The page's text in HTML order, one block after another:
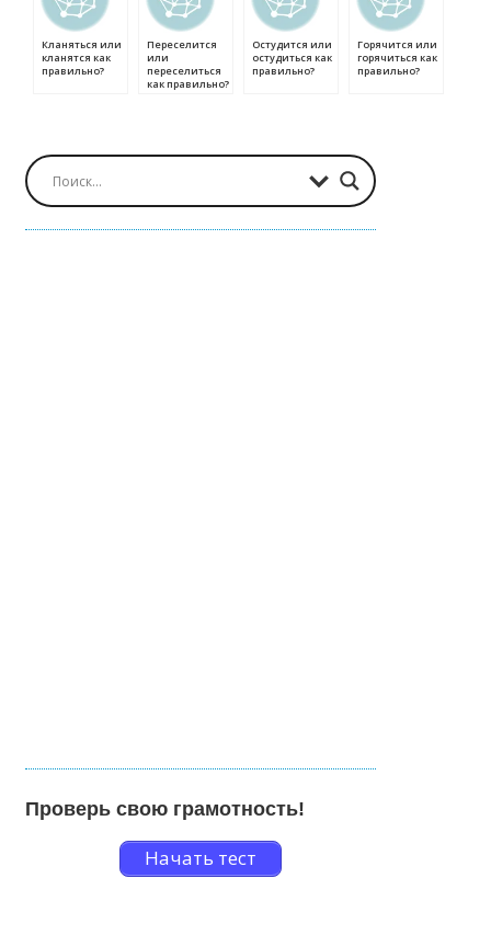
Кланяться или
кланятся как
правильно?
Переселится
или
переселиться
как правильно?
Остудится или
остудиться как
правильно?
Горячится или
горячиться как
правильно?
Проверь свою грамотность!
Начать тест